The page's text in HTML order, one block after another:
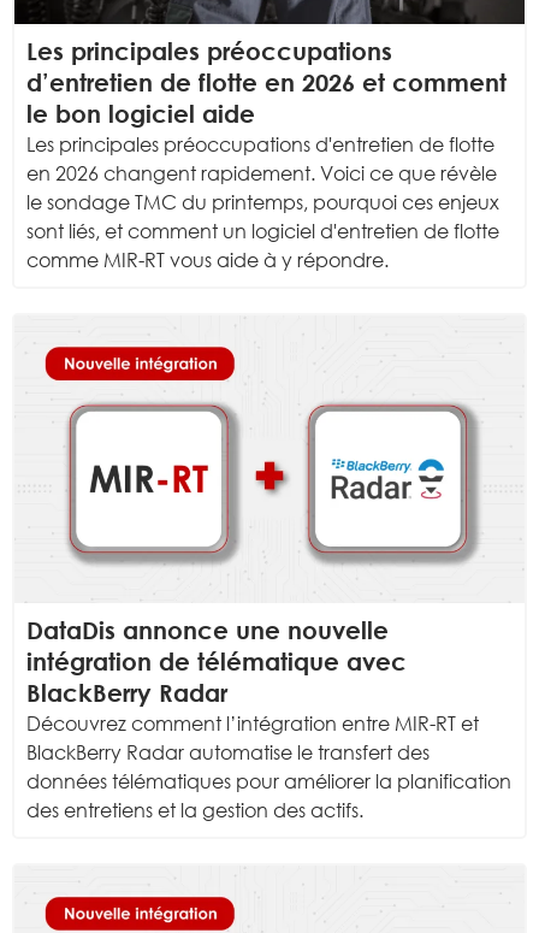
Les principales préoccupations
d’entretien de flotte en 2026 et comment
le bon logiciel aide
Les principales préoccupations d'entretien de flotte
en 2026 changent rapidement. Voici ce que révèle
le sondage TMC du printemps, pourquoi ces enjeux
sont liés, et comment un logiciel d'entretien de flotte
comme MIR-RT vous aide à y répondre.
DataDis annonce une nouvelle
intégration de télématique avec
BlackBerry Radar
Découvrez comment l’intégration entre MIR-RT et
BlackBerry Radar automatise le transfert des
données télématiques pour améliorer la planification
des entretiens et la gestion des actifs.